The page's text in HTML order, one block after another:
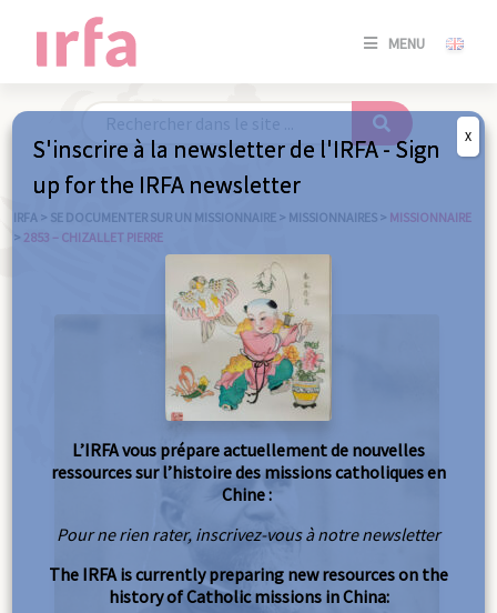
MENU
SE
/
IRFA > SE DOCUMENTER SUR UN MISSIONNAIRE > MISSIONNAIRES > MISSIONNAIRE
> 2853 – CHIZALLET PIERRE
S'inscrire à la newsletter de l'IRFA - Sign
up for the IRFA newsletter
L’IRFA vous prépare actuellement de nouvelles
ressources sur l’histoire des missions catholiques en
Chine :
Pour ne rien rater, inscrivez-vous à notre newsletter
The IRFA is currently preparing new resources on the
history of Catholic missions in China:
X